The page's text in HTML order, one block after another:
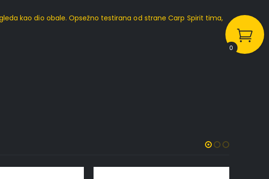
kao dio obale. Opsežno testirana od strane Carp Spirit tima,
0